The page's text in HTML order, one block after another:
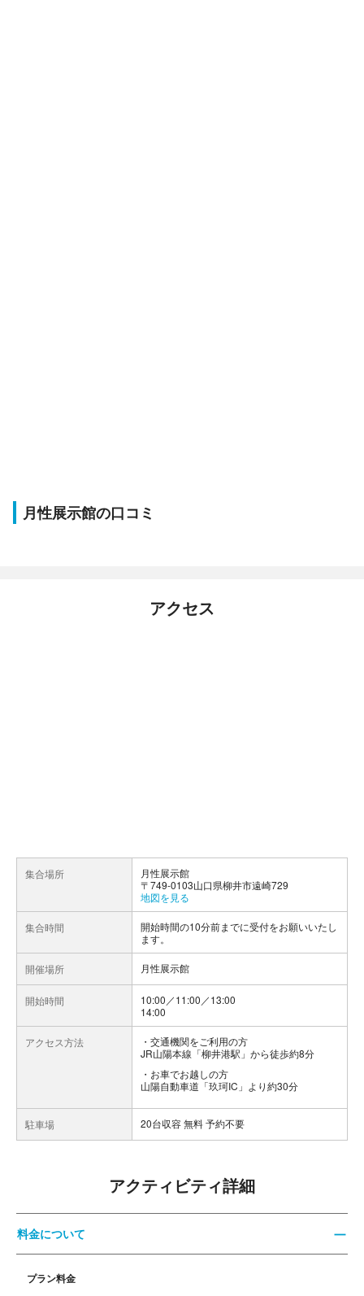
月性展示館の口コミ
アクセス
集合場所
月性展示館
〒749-0103山口県柳井市遠崎729
地図を見る
集合時間
開始時間の10分前までに受付をお願いいたし
ます。
開催場所 月性展示館
開始時間
10:00／11:00／13:00
14:00
アクセス方法
交通機関をご利用の方
JR山陽本線「柳井港駅」から徒歩約8分
お車でお越しの方
山陽自動車道「玖珂IC」より約30分
駐車場 20台収容 無料 予約不要
アクティビティ詳細
料金について
プラン料金